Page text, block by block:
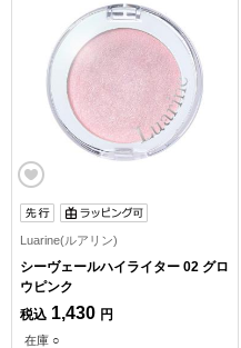
Luarine(ルアリン)
シーヴェールハイライター 02 グロ
ウピンク
税込 1,430 円
在庫 ○